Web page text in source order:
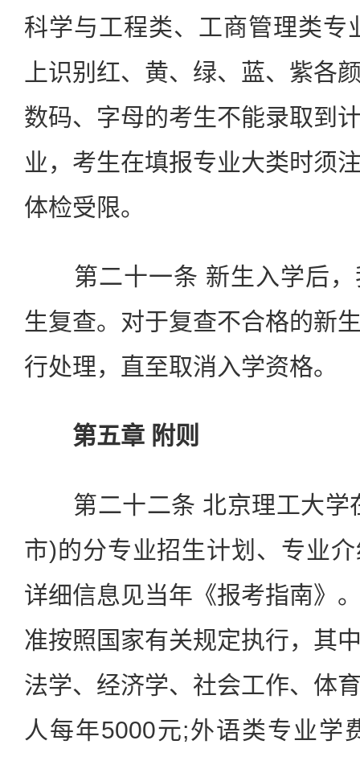
科学与工程类、工商管理类专
上识别红、黄、绿、蓝、紫各
数码、字母的考生不能录取到
业，考生在填报专业大类时须
体检受限。
第二十一条 新生入学后，
生复查。对于复查不合格的新
行处理，直至取消入学资格。
第五章 附则
第二十二条 北京理工大学
市)的分专业招生计划、专业
详细信息见当年《报考指南》
准按照国家有关规定执行，其
法学、经济学、社会工作、体
人每年5000元;外语类专业学